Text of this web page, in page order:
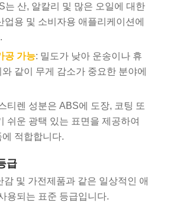
는 산, 알칼리 및 많은 오일에 대한
업용 및 소비자용 애플리케이션에
공 가능: 밀도가 낮아 운송이나 휴
같이 무게 감소가 중요한 분야에
티렌 성분은 ABS에 도장, 코팅 또
쉬운 광택 있는 표면을 제공하여
적합합니다.
급
감 및 가전제품과 같은 일상적인 애
용되는 표준 등급입니다.